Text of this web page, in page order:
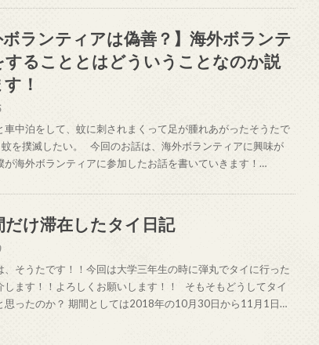
ボランティアは偽善？】海外ボランテ
することとはどういうことなのか説
！
車中泊をして、蚊に刺されまくって足が腫れあがったそうたで
を撲滅したい。 今回のお話は、海外ボランティアに興味が
が海外ボランティアに参加したお話を書いていきます！…
だけ滞在したタイ日記
、そうたです！！今回は大学三年生の時に弾丸でタイに行った
します！！よろしくお願いします！！ そもそもどうしてタイ
思ったのか？ 期間としては2018年の10月30日から11月1日…